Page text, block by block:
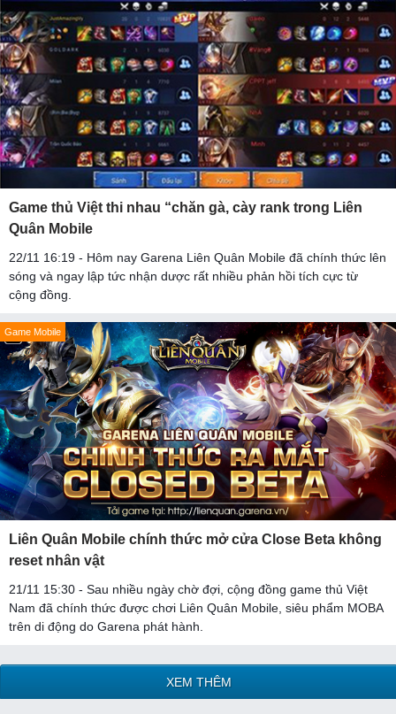
Game thủ Việt thi nhau “chăn gà, cày rank trong Liên
Quân Mobile
22/11 16:19 - Hôm nay Garena Liên Quân Mobile đã chính thức lên
sóng và ngay lập tức nhận dược rất nhiều phản hồi tích cực từ
cộng đồng.
Game Mobile
Liên Quân Mobile chính thức mở cửa Close Beta không
reset nhân vật
21/11 15:30 - Sau nhiều ngày chờ đợi, cộng đồng game thủ Việt
Nam đã chính thức được chơi Liên Quân Mobile, siêu phẩm MOBA
trên di động do Garena phát hành.
XEM THÊM